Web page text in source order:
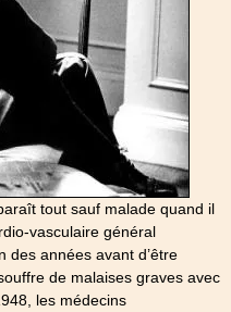
tout sauf malade quand il
vasculaire général
des années avant d’être
de malaises graves avec
les médecins